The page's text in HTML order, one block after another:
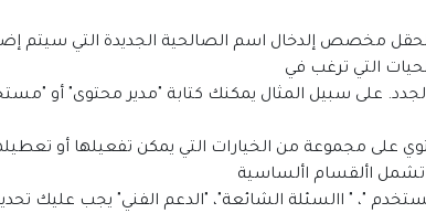
مخصص إلدخال اسم الصالحية الجديدة التي سيتم
التي ترغب في
على سبيل المثال يمكنك كتابة "مدير محتوى" أو
على مجموعة من الخيارات التي يمكن تفعيلها أو
تشمل األقسام األساسية
"، " االسئلة الشائعة"، "الدعم الفني" يجب عليك